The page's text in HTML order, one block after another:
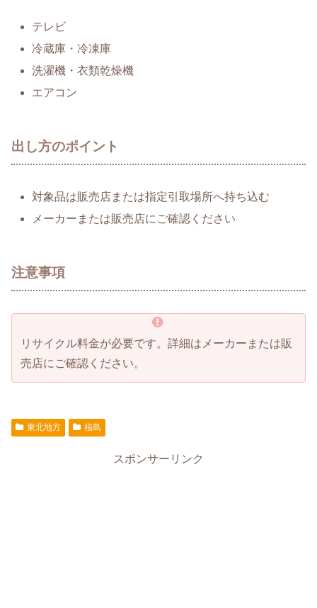
テレビ
冷蔵庫・冷凍庫
洗濯機・衣類乾燥機
エアコン
出し方のポイント
対象品は販売店または指定引取場所へ持ち込む
メーカーまたは販売店にご確認ください
注意事項
リサイクル料金が必要です。詳細はメーカーまたは販
売店にご確認ください。
東北地方 福島
スポンサーリンク